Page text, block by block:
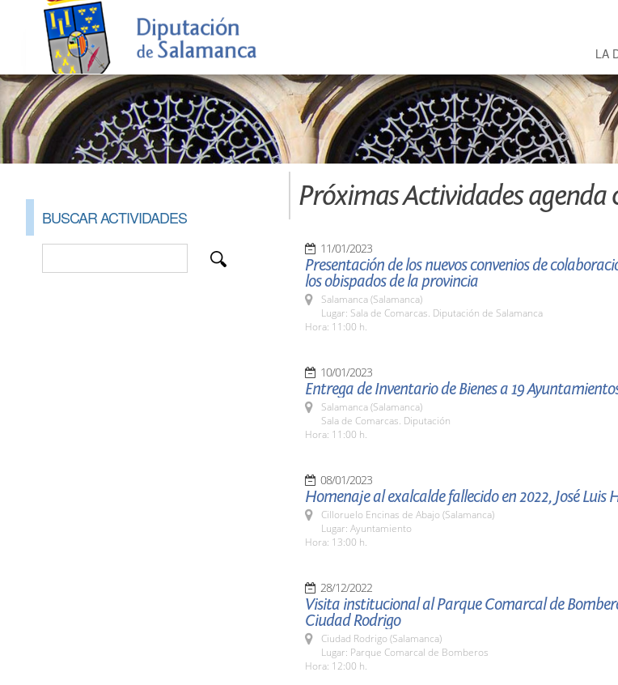
LA
BUSCAR ACTIVIDADES
Próximas Actividades
11/01/2023
Presentación de los nuevos convenios de
los obispados de la provincia
Salamanca (Salamanca)
Lugar: Sala de Comarcas. Diputación de Salamanca
Hora: 11:00 h.
10/01/2023
Entrega de Inventario de Bienes a 19
Salamanca (Salamanca)
Sala de Comarcas. Diputación
Hora: 11:00 h.
08/01/2023
Homenaje al exalcalde fallecido en 2022, José Luis
Cilloruelo Encinas de Abajo (Salamanca)
Lugar: Ayuntamiento
Hora: 13:00 h.
28/12/2022
Visita institucional al Parque Comarcal de
Ciudad Rodrigo
Ciudad Rodrigo (Salamanca)
Lugar: Parque Comarcal de Bomberos
Hora: 12:00 h.